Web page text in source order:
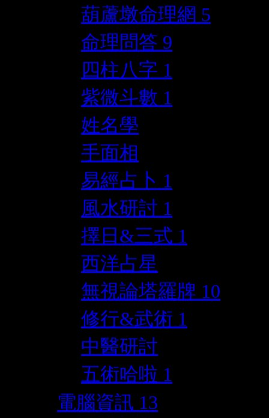
葫蘆墩命理網 5
命理問答 9
四柱八字 1
紫微斗數 1
姓名學
手面相
易經占卜 1
風水研討 1
擇日&三式 1
西洋占星
無視論塔羅牌 10
修行&武術 1
中醫研討
五術哈啦 1
電腦資訊 13